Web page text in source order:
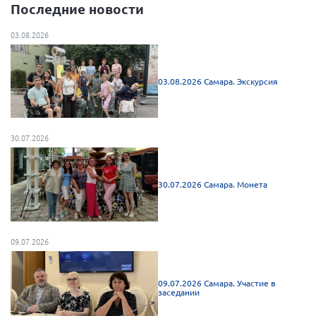
Нормативно-правовые документы
Методическая литература для НКО
Публичные отчеты
Исследования, аналитика, мнения
Всероссийская онлайн конференция
ОООИБРС" (25-29.08.2020)
Всероссийская конференция-тренинг
"Рассеянный склероз: новые реалии" (26-
29.05.2022)
Общероссийская РС
Алтайский край
Архангельская область
Последние новости
03.08.2026
03.08.2026 Самара. Экскурсия
30.07.2026
30.07.2026 Самара. Монета
09.07.2026
09.07.2026 Самара. Участие в
заседании